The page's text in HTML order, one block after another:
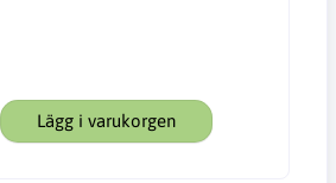
Lägg i varukorgen